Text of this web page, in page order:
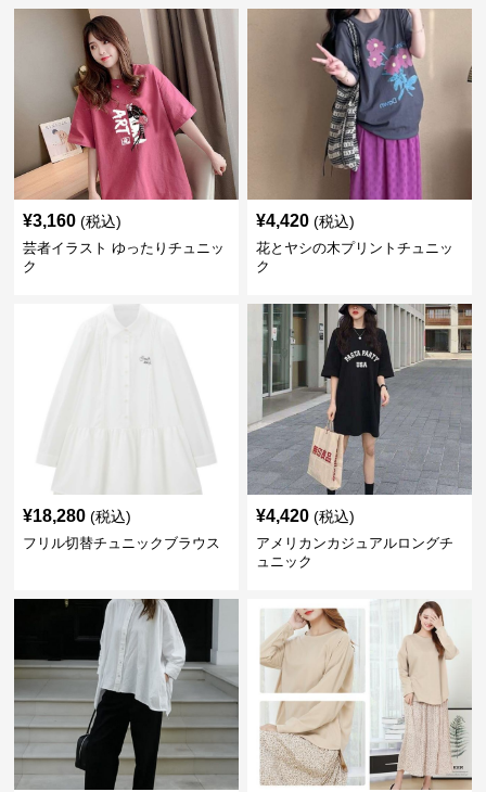
¥3,160 (税込)
芸者イラスト ゆったりチュニッ
ク
¥4,420 (税込)
花とヤシの木プリントチュニッ
ク
¥18,280 (税込)
フリル切替チュニックブラウス
¥4,420 (税込)
アメリカンカジュアルロングチ
ュニック